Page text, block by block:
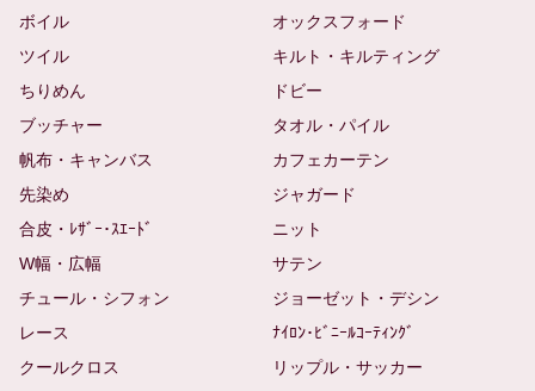
ボイル
オックスフォード
ツイル
キルト・キルティング
ちりめん
ドビー
ブッチャー
タオル・パイル
帆布・キャンバス
カフェカーテン
先染め
ジャガード
合皮・ﾚｻﾞｰ･ｽｴｰﾄﾞ
ニット
W幅・広幅
サテン
チュール・シフォン
ジョーゼット・デシン
レース
ﾅｲﾛﾝ･ﾋﾞﾆｰﾙｺｰﾃｨﾝｸﾞ
クールクロス
リップル・サッカー